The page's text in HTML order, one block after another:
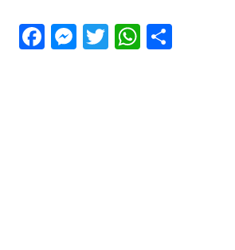
Facebook
Messenger
TwitterWhatsApp